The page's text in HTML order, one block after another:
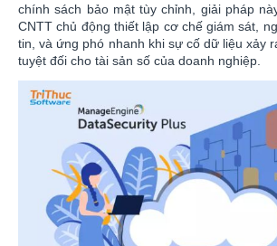
chính sách bảo mật tùy chỉnh, giải pháp
CNTT chủ động thiết lập cơ chế giám sát,
tin, và ứng phó nhanh khi sự cố dữ liệu xảy
tuyệt đối cho tài sản số của doanh nghiệp.